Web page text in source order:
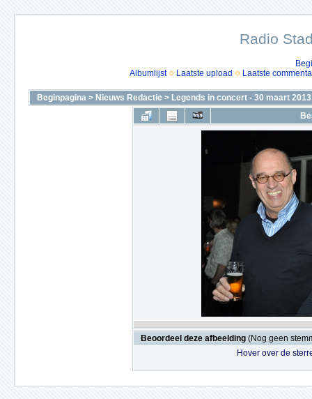
Radio
Albumlijst
Laatste upload Laatste
Beginpagina > Nieuws Redactie > Legends in concert - 30 maart 2013
Beoordeel deze afbeelding (Nog geen
Hover over de